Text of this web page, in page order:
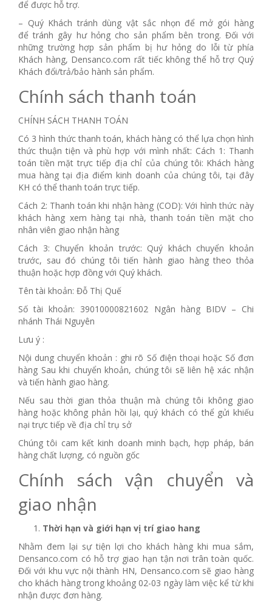
để được hỗ trợ.
– Quý Khách tránh dùng vật sắc nhọn để mở gói hàng
để tránh gây hư hỏng cho sản phẩm bên trong. Đối với
những trường hợp sản phẩm bị hư hỏng do lỗi từ phía
Khách hàng, Densanco.com rất tiếc không thể hỗ trợ Quý
Khách đổi/trả/bảo hành sản phẩm.
Chính sách thanh toán
CHÍNH SÁCH THANH TOÁN
Có 3 hình thức thanh toán, khách hàng có thể lựa chọn hình
thức thuận tiện và phù hợp với mình nhất: Cách 1: Thanh
toán tiền mặt trực tiếp địa chỉ của chúng tôi: Khách hàng
mua hàng tại địa điểm kinh doanh của chúng tôi, tại đây
KH có thể thanh toán trực tiếp.
Cách 2: Thanh toán khi nhận hàng (COD): Với hình thức này
khách hàng xem hàng tại nhà, thanh toán tiền mặt cho
nhân viên giao nhận hàng
Cách 3: Chuyển khoản trước: Quý khách chuyển khoản
trước, sau đó chúng tôi tiến hành giao hàng theo thỏa
thuận hoặc hợp đồng với Quý khách.
Tên tài khoản: Đỗ Thị Quế
Số tài khoản: 39010000821602 Ngân hàng BIDV – Chi
nhánh Thái Nguyên
Lưu ý :
Nội dung chuyển khoản : ghi rõ Số điện thoại hoặc Số đơn
hàng Sau khi chuyển khoản, chúng tôi sẽ liên hệ xác nhận
và tiến hành giao hàng.
Nếu sau thời gian thỏa thuận mà chúng tôi không giao
hàng hoặc không phản hồi lại, quý khách có thể gửi khiếu
nại trực tiếp về địa chỉ trụ sở
Chúng tôi cam kết kinh doanh minh bạch, hợp pháp, bán
hàng chất lượng, có nguồn gốc
Chính sách vận chuyển và
giao nhận
Thời hạn và giới hạn vị trí giao hang
Nhằm đem lại sự tiện lợi cho khách hàng khi mua sắm,
Densanco.com có hỗ trợ giao hạn tận nơi trân toàn quốc.
Đối với khu vực nội thành HN, Densanco.com sẽ giao hàng
cho khách hàng trong khoảng 02-03 ngày làm việc kể từ khi
nhận được đơn hàng.